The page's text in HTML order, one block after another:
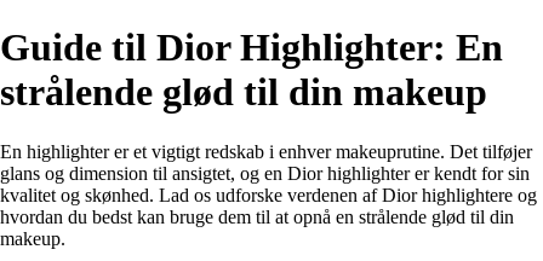
Guide til Dior Highlighter: En
strålende glød til din makeup
En highlighter er et vigtigt redskab i enhver makeuprutine. Det tilføjer
glans og dimension til ansigtet, og en Dior highlighter er kendt for sin
kvalitet og skønhed. Lad os udforske verdenen af Dior highlightere og
hvordan du bedst kan bruge dem til at opnå en strålende glød til din
makeup.